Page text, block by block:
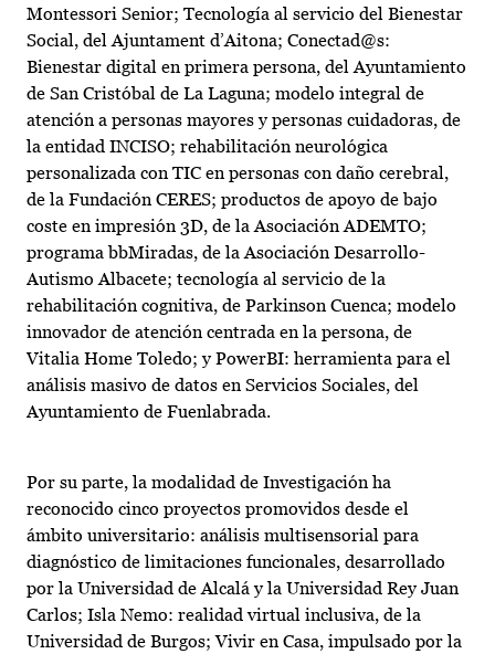
Montessori Senior; Tecnología al servicio del Bienestar
Social, del Ajuntament d’Aitona; Conectad@s:
Bienestar digital en primera persona, del Ayuntamiento
de San Cristóbal de La Laguna; modelo integral de
atención a personas mayores y personas cuidadoras, de
la entidad INCISO; rehabilitación neurológica
personalizada con TIC en personas con daño cerebral,
de la Fundación CERES; productos de apoyo de bajo
coste en impresión 3D, de la Asociación ADEMTO;
programa bbMiradas, de la Asociación Desarrollo-
Autismo Albacete; tecnología al servicio de la
rehabilitación cognitiva, de Parkinson Cuenca; modelo
innovador de atención centrada en la persona, de
Vitalia Home Toledo; y PowerBI: herramienta para el
análisis masivo de datos en Servicios Sociales, del
Ayuntamiento de Fuenlabrada.
Por su parte, la modalidad de Investigación ha
reconocido cinco proyectos promovidos desde el
ámbito universitario: análisis multisensorial para
diagnóstico de limitaciones funcionales, desarrollado
por la Universidad de Alcalá y la Universidad Rey Juan
Carlos; Isla Nemo: realidad virtual inclusiva, de la
Universidad de Burgos; Vivir en Casa, impulsado por la